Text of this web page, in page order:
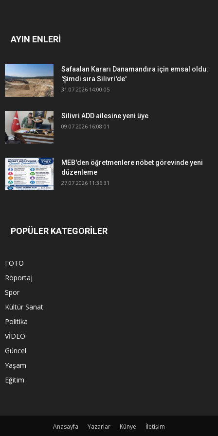
AYIN ENLERİ
Safaalan Kararı Danamandıra için emsal oldu:
'Şimdi sıra Silivri'de'
31.07.2026 14:00:05
Silivri ADD ailesine yeni üye
09.07.2026 16:08:01
MEB'den öğretmenlere nöbet görevinde yeni
düzenleme
27.07.2026 11:36:31
POPÜLER KATEGORİLER
FOTO
Röportaj
Spor
Kültür Sanat
Politika
VİDEO
Güncel
Yaşam
Eğitim
Anasayfa Yazarlar Künye
İletişim